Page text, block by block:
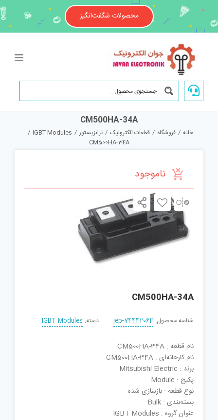
content
محصولات شگفت‌انگیز
CM500HA-34A
خانه / فروشگاه / قطعات الکترونیک / ترانزیستور /
IGBT Modules
/
CM500HA-34A
ناموجود
CM500HA-34A
شناسه محصول: jep-74442064 دسته: IGBT Modules
نام قطعه : CM500HA-34A
نام کارخانه‌ای : CM500HA-34A
برند : Mitsubishi Electric
پکیج : Module
نوع قطعه : بازسازی شده
بسته‌بندی : Bulk
عنوان گروه : IGBT Modules